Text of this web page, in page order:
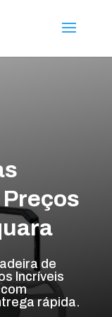
de
Incríveis
rápida.